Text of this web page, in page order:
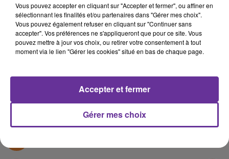
RADIO ORIENT SPORT
أهلا بكم في نشرتنا الرياضية من إذاعة الشرق في فرنسا والتي
نبدأها اليوم مع كرة القدم الأفريقية للسيدات ...
Bienvenue dans le journal dusport de Radio Orient qu’on
Vous pouvez accepter en cliquant sur "Accepter et fermer", ou affiner en
sélectionnant les finalités et/ou partenaires dans "Gérer mes choix".
Vous pouvez également refuser en cliquant sur "Continuer sans
accepter". Vos préférences ne s'appliqueront que pour ce site. Vous
pouvez mettre à jour vos choix, ou retirer votre consentement à tout
moment via le lien "Gérer les cookies" situé en bas de chaque page.
Gérer mes choix
Accepter et fermer